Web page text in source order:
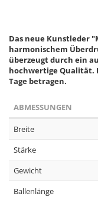
Das neue Kunstleder
harmonischem
überzeugt durch ein
hochwertige Qualität.
Tage betragen.
ABMESSUNGEN
Breite
Stärke
Gewicht
Ballenlänge